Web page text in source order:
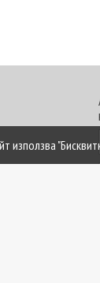
използва